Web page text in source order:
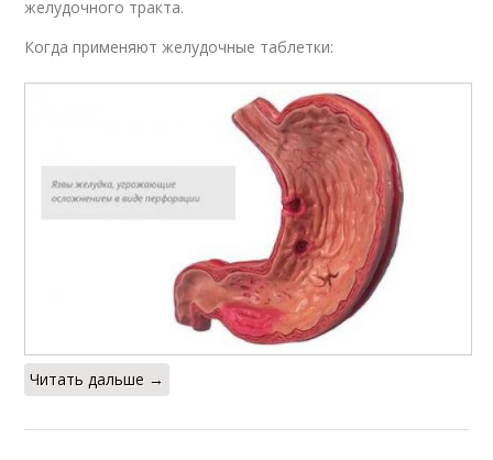
желудочного тракта.
Когда применяют желудочные таблетки:
Читать дальше →